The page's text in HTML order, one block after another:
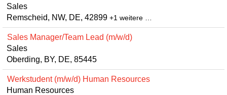
Sales
Remscheid, NW, DE, 42899 +1 weitere …
Sales Manager/Team Lead (m/w/d)
Sales
Oberding, BY, DE, 85445
Werkstudent (m/w/d) Human Resources
Human Resources